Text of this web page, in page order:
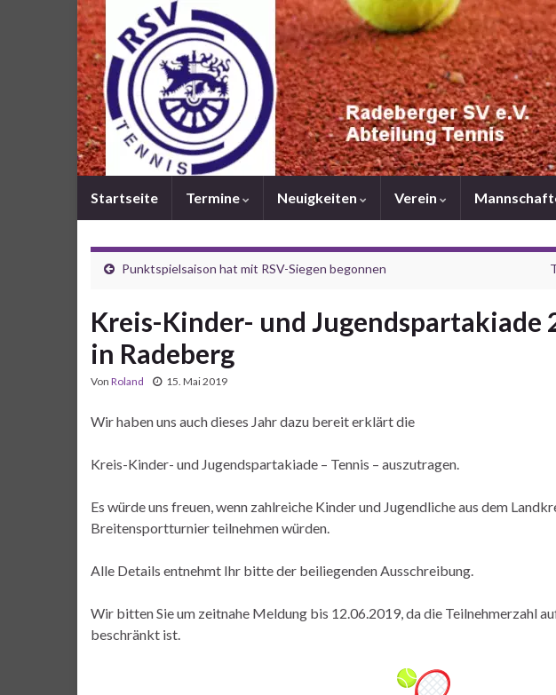
Startseite Termine Neuigkeiten Verein
Punktspielsaison hat mit RSV-Siegen begonnen
Kreis-Kinder- und Jugendspartakiade
in Radeberg
Von Roland 15. Mai 2019
Wir haben uns auch dieses Jahr dazu bereit erklärt die
Kreis-Kinder- und Jugendspartakiade – Tennis – auszutragen.
Es würde uns freuen, wenn zahlreiche Kinder und Jugendliche aus dem
Breitensportturnier teilnehmen würden.
Alle Details entnehmt Ihr bitte der beiliegenden Ausschreibung.
Wir bitten Sie um zeitnahe Meldung bis 12.06.2019, da die Teilnehmerzahl
beschränkt ist.